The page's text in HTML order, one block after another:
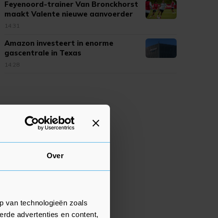
Over
van technologieën zoals
advertenties en content,
Feyenoord-trainer Van Bronckhorst
maakt Valente nieuwe aanvoerder
14:31
Amazon investeert in enorme
gascentrale in Texas
14:28